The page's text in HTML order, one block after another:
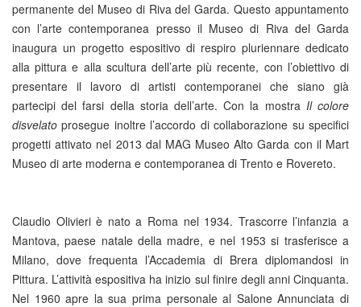
permanente del Museo di Riva del Garda. Questo appuntamento
con l’arte contemporanea presso il Museo di Riva del Garda
inaugura un progetto espositivo di respiro pluriennare dedicato
alla pittura e alla scultura dell’arte più recente, con l’obiettivo di
presentare il lavoro di artisti contemporanei che siano già
partecipi del farsi della storia dell’arte. Con la mostra Il colore
disvelatoprosegue inoltre l’accordo di collaborazione su specifici
progetti attivato nel 2013 dal MAG Museo Alto Garda con il Mart
Museo di arte moderna e contemporanea di Trento e Rovereto.
Claudio Olivieri è nato a Roma nel 1934. Trascorre l’infanzia a
Mantova, paese natale della madre, e nel 1953 si trasferisce a
Milano, dove frequenta l’Accademia di Brera diplomandosi in
Pittura. L’attività espositiva ha inizio sul finire degli anni Cinquanta.
Nel 1960 apre la sua prima personale al Salone Annunciata di